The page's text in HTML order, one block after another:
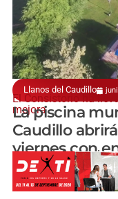
Llanos del Caudillo
El Consistorio ha
mejora
La piscina
Caudillo
viernes con